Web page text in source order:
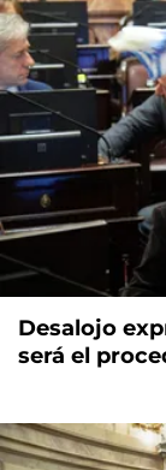
Desalojo
será el